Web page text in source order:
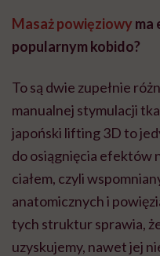
Masaż powięziowy ma
popularnym kobido?
To są dwie zupełnie
manualnej stymulacji
japoński lifting 3D to
do osiągnięcia efektów
ciałem, czyli
anatomicznych i
tych struktur sprawia,
uzyskujemy, nawet jej